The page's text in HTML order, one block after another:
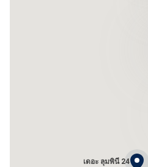
เดอะ ลุมพินี 24